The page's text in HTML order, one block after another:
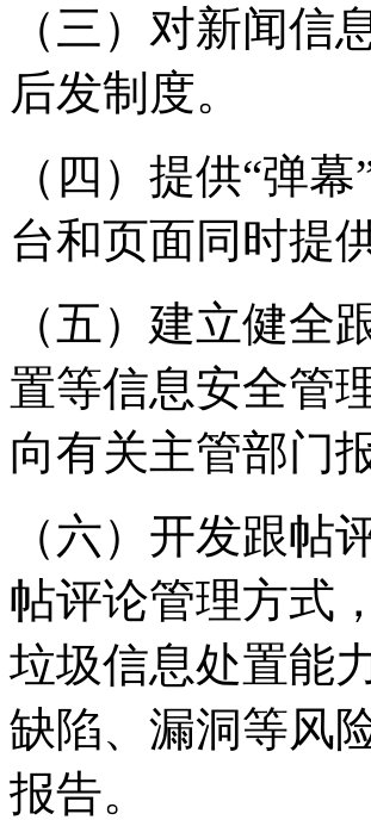
（三）对新闻信
后发制度。
（四）提供“弹
台和页面同时提
（五）建立健全
置等信息安全管
向有关主管部门
（六）开发跟帖
帖评论管理方式
垃圾信息处置能
缺陷、漏洞等风
报告。